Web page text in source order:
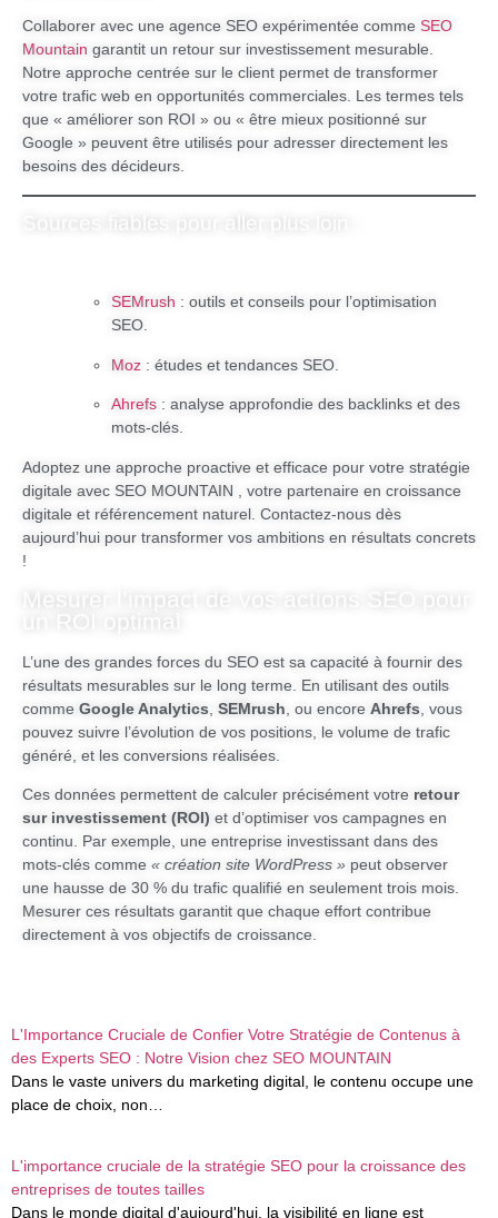
Collaborer avec une agence SEO expérimentée comme SEO
Mountain garantit un retour sur investissement mesurable.
Notre approche centrée sur le client permet de transformer
votre trafic web en opportunités commerciales. Les termes tels
que « améliorer son ROI » ou « être mieux positionné sur
Google » peuvent être utilisés pour adresser directement les
besoins des décideurs.
SEMrush : outils et conseils pour l’optimisation
SEO.
Moz : études et tendances SEO.
Ahrefs : analyse approfondie des backlinks et des
mots-clés.
Adoptez une approche proactive et efficace pour votre stratégie
digitale avec SEO MOUNTAIN , votre partenaire en croissance
digitale et référencement naturel. Contactez-nous dès
aujourd’hui pour transformer vos ambitions en résultats concrets
!
Mesurer l’impact de vos actions SEO pour
un ROI optimal
L’une des grandes forces du SEO est sa capacité à fournir des
résultats mesurables sur le long terme. En utilisant des outils
comme Google Analytics SEMrush , ou encore Ahrefs , vous
pouvez suivre l’évolution de vos positions, le volume de trafic
généré, et les conversions réalisées.
Ces données permettent de calculer précisément votre retour
sur investissement (ROI) et d’optimiser vos campagnes en
continu. Par exemple, une entreprise investissant dans des
mots-clés comme « création site WordPress » peut observer
une hausse de 30 % du trafic qualifié en seulement trois mois.
Mesurer ces résultats garantit que chaque effort contribue
directement à vos objectifs de croissance.
L'Importance Cruciale de Confier Votre Stratégie de Contenus à
des Experts SEO : Notre Vision chez SEO MOUNTAIN
Dans le vaste univers du marketing digital, le contenu occupe une
place de choix, non…
L'importance cruciale de la stratégie SEO pour la croissance des
entreprises de toutes tailles
Dans le monde digital d'aujourd'hui, la visibilité en ligne est